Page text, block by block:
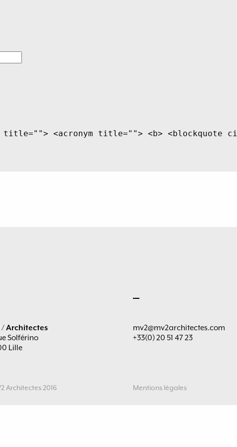
<acronym title=""> <b> <blockquote
/ Architectes
Solférino
Lille
mv2@mv2architectes.com
+33(0) 20 51 47 23
Architectes 2016 Mentions légales